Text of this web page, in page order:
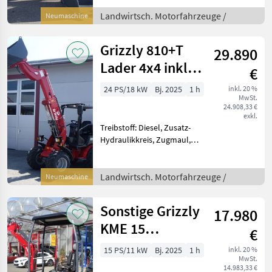
Neumaschine
Grizzly HQ180 Allrad ist ein
universeller Helfer beim
Landwirtsch. Motorfahrzeuge /
Neumaschine
Grizzly 810+T
Lader 4x4 inkl. 2
Jahre mobile
29.890
€
inkl. 20 %
MwSt.
24.908,33 €
exkl.
24 PS/18 kW Bj. 2025 1 h
Treibstoff: Diesel, Zusatz-
Hydraulikkreis, Zugmaul,
Wir freuen uns, Ihnen einen
erstklassigen Hoflader der
Landwirtsch. Motorfahrzeuge /
Sonstige Grizzly
KME 15
Raupenbagger
17.980
€
inkl. 20 %
MwSt.
14.983,33 €
15 PS/11 kW Bj. 2025 1 h